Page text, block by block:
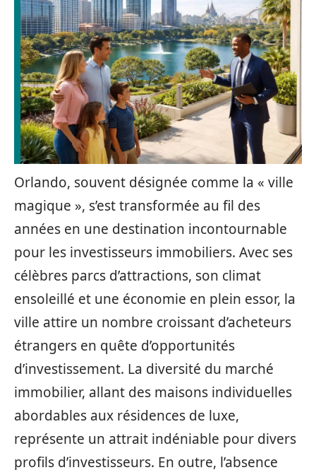
Orlando, souvent désignée comme la « ville
magique », s’est transformée au fil des
années en une destination incontournable
pour les investisseurs immobiliers. Avec ses
célèbres parcs d’attractions, son climat
ensoleillé et une économie en plein essor, la
ville attire un nombre croissant d’acheteurs
étrangers en quête d’opportunités
d’investissement. La diversité du marché
immobilier, allant des maisons individuelles
abordables aux résidences de luxe,
représente un attrait indéniable pour divers
profils d’investisseurs. En outre, l’absence